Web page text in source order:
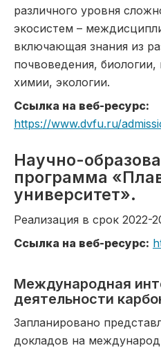
различного уровня
экосистем –
включающая знания из
почвоведения, биологии,
химии, экологии.
Ссылка на веб-ресурс:
https://www.dvfu.ru/
Научно-
программа
университет».
Реализация в срок 2022-
Ссылка на веб-ресурс:
Международная
деятельности
Запланировано
докладов на